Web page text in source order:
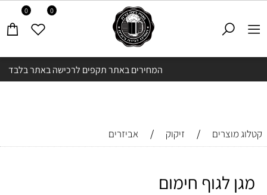
המחירים באתר תקפים לרכישה באתר בלבד
0 0
קטלוג מוצרים / זיקוק / אביזרים
מגן לגוף חימום